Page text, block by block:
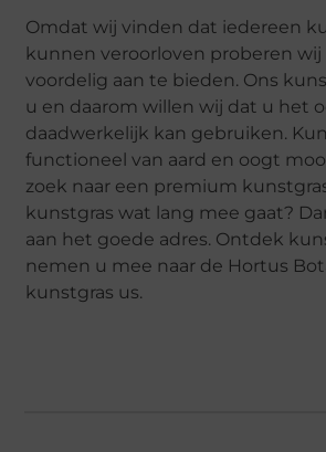
Omdat wij vinden dat iedereen
kunnen veroorloven proberen wij
voordelig aan te bieden. Ons
u en daarom willen wij dat u het
daadwerkelijk kan gebruiken.
functioneel van aard en oogt
zoek naar een premium
kunstgras wat lang mee gaat?
aan het goede adres. Ontdek
nemen u mee naar de Hortus
kunstgras us.